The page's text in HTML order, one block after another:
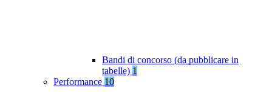
Bandi di concorso (da pubblicare in
tabelle) 1
Performance 10